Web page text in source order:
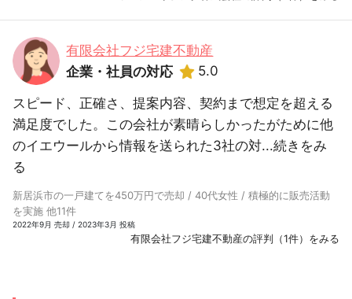
有限会社フジ宅建不動産
企業・社員の対応
5.0
スピード、正確さ、提案内容、契約まで想定を超える
満足度でした。この会社が素晴らしかったがために他
のイエウールから情報を送られた3社の対...続きをみ
る
新居浜市の一戸建てを450万円で売却 / 40代女性 / 積極的に販売活動
を実施 他11件
2022年9月 売却 / 2023年3月 投稿
有限会社フジ宅建不動産の評判（1件）をみる